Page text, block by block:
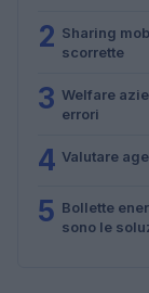
2 Sharing
scorrette
3 Welfare
errori
4 Valutare
5 Bollette
sono le